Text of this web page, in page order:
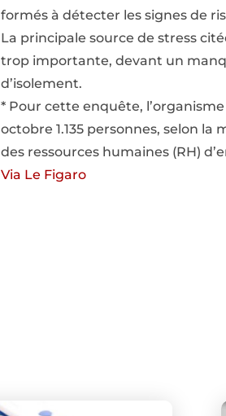
formés à détecter les signes de
La principale source de stress
trop importante, devant un
d’isolement.
* Pour cette enquête,
octobre 1.135 personnes, selon
des ressources humaines (RH)
Via Le Figaro